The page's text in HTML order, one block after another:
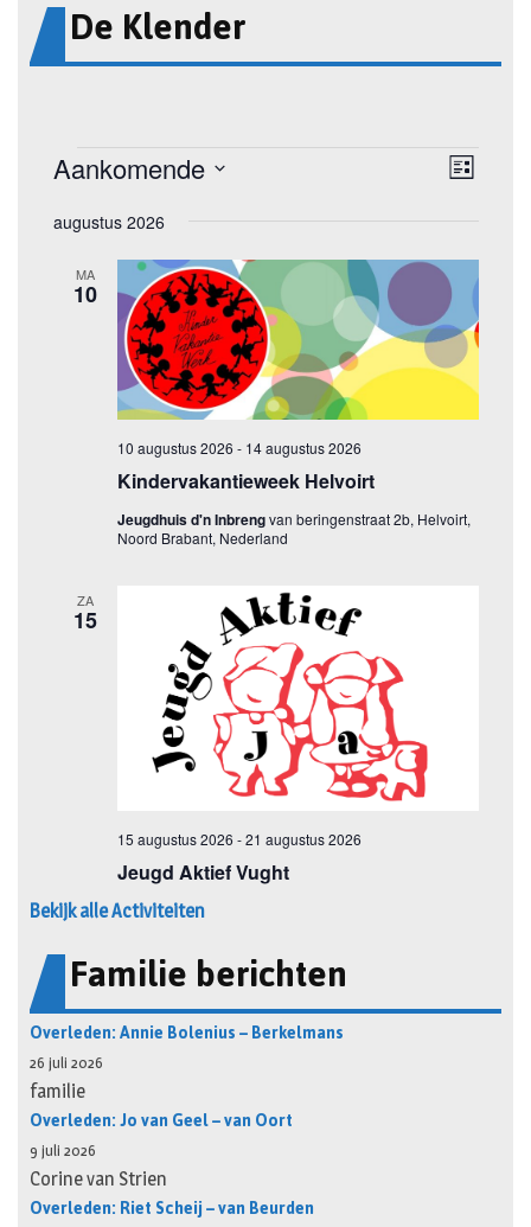
De Klender
Bekijk alle Activiteiten
Familie berichten
Overleden: Annie Bolenius – Berkelmans
26 juli 2026
familie
Overleden: Jo van Geel – van Oort
9 juli 2026
Corine van Strien
Overleden: Riet Scheij – van Beurden